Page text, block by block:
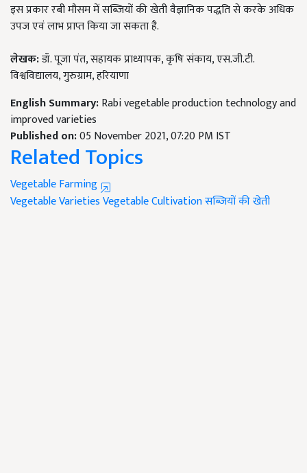
इस प्रकार रबी मौसम में सब्जियों की खेती वैज्ञानिक पद्धति से करके अधिक
उपज एवं लाभ प्राप्त किया जा सकता है.
लेखक:डॉ. पूजा पंत, सहायक प्राध्यापक, कृषि संकाय, एस.जी.टी.
विश्वविद्यालय, गुरुग्राम, हरियाणा
English Summary:Rabi vegetable production technology and
improved varieties
Published on:05 November 2021, 07:20 PM IST
Related Topics
Vegetable Farming
Vegetable VarietiesVegetable Cultivationसब्जियों की खेती